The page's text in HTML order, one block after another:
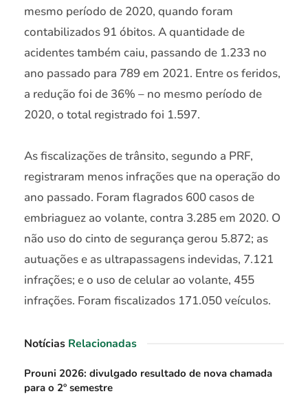
mesmo período de 2020, quando foram
contabilizados 91 óbitos. A quantidade de
acidentes também caiu, passando de 1.233 no
ano passado para 789 em 2021. Entre os feridos,
a redução foi de 36% – no mesmo período de
2020, o total registrado foi 1.597.
As fiscalizações de trânsito, segundo a PRF,
registraram menos infrações que na operação do
ano passado. Foram flagrados 600 casos de
embriaguez ao volante, contra 3.285 em 2020. O
não uso do cinto de segurança gerou 5.872; as
autuações e as ultrapassagens indevidas, 7.121
infrações; e o uso de celular ao volante, 455
infrações. Foram fiscalizados 171.050 veículos.
Notícias Relacionadas
Prouni 2026: divulgado resultado de nova chamada
para o 2º semestre